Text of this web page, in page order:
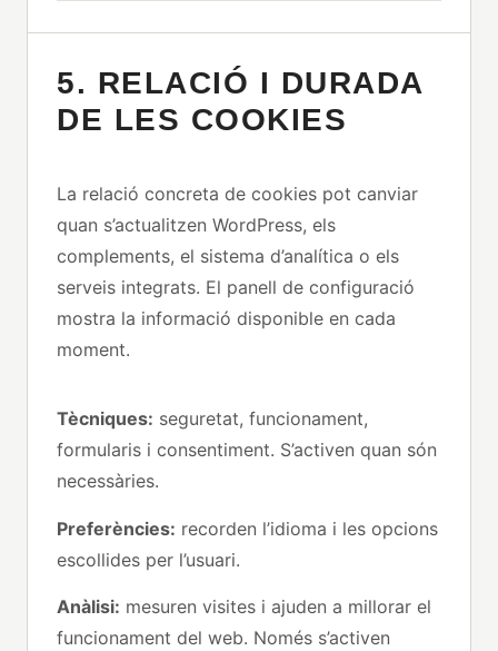
5. RELACIÓ I DURADA
DE LES COOKIES
La relació concreta de cookies pot canviar
quan s’actualitzen WordPress, els
complements, el sistema d’analítica o els
serveis integrats. El panell de configuració
mostra la informació disponible en cada
moment.
Tècniques: seguretat, funcionament,
formularis i consentiment. S’activen quan són
necessàries.
Preferències: recorden l’idioma i les opcions
escollides per l’usuari.
Anàlisi: mesuren visites i ajuden a millorar el
funcionament del web. Només s’activen